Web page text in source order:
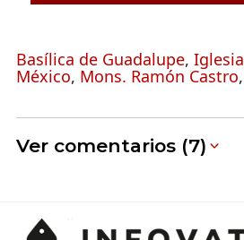
Basílica de Guadalupe, Iglesia
México, Mons. Ramón Castro,
Ver comentarios (7)